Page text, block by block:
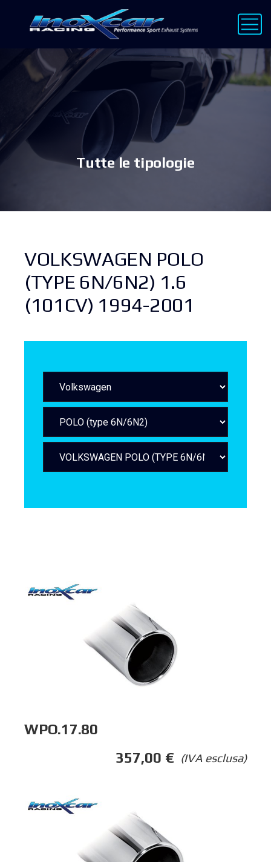
Tutte le tipologie
VOLKSWAGEN POLO
(TYPE 6N/6N2) 1.6
(101CV) 1994-2001
WPO.17.80
(IVA esclusa)
357,00 €